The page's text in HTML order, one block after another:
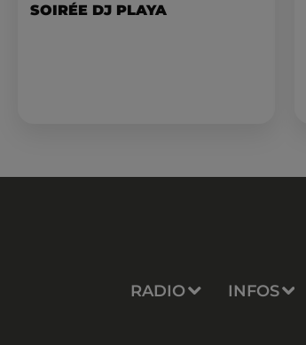
SOIRÉE DJ PLAYA
RADIO INFOS